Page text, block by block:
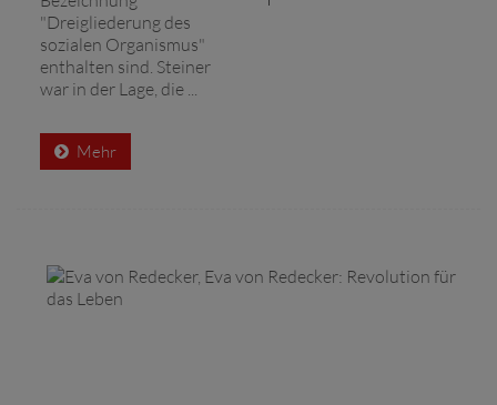
"Dreigliederung des
sozialen Organismus"
enthalten sind. Steiner
war in der Lage, die ...
Mehr